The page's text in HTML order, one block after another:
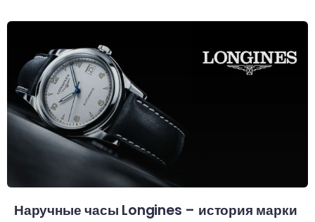
Наручные часы Longines – история марки